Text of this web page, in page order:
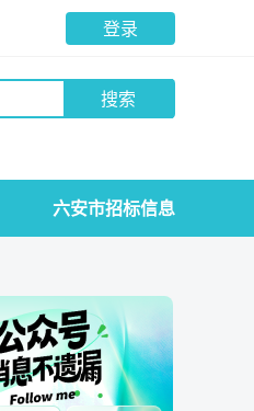
登录
搜索
六安市招标信息